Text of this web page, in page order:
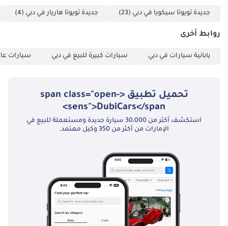
جديدة تويوتا سيكويا في دبي (23) جديدة تويوتا هاريار في دبي (4)
روابط أخرى
يابانية سيارات في دبي سيارات كبيرة للبيع في دبي سيارات
تحميل تطبيق <span class="open-
sens">DubiCars</span>
استكشف أكثر من 30،000 سيارة جديدة ومستعملة للبيع في
الإمارات من أكثر من 350 وكيل معتمد.